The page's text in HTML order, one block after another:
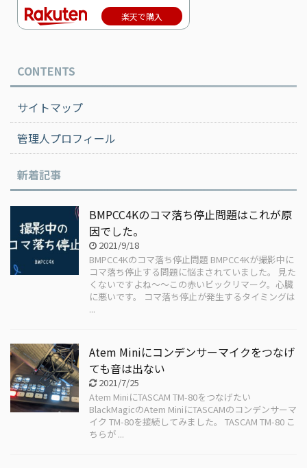
楽天で購入
CONTENTS
サイトマップ
管理人プロフィール
新着記事
BMPCC4Kのコマ落ち停止問題はこれが原
因でした。
2021/9/18
BMPCC4Kのコマ落ち停止問題 BMPCC4Kが撮影中に
コマ落ち停止する問題に悩まされていました。 見た
くないですよね〜〜この赤いビックリマーク。心臓
に悪いです。 コマ落ち停止が発生するタイミングは
...
Atem Miniにコンデンサーマイクをつなげ
ても音は出ない
2021/7/25
Atem MiniにTASCAM TM-80をつなげたい
BlackMagicのAtem MiniにTASCAMのコンデンサーマ
イク TM-80を接続してみました。 TASCAM TM-80 こ
ちらが ...